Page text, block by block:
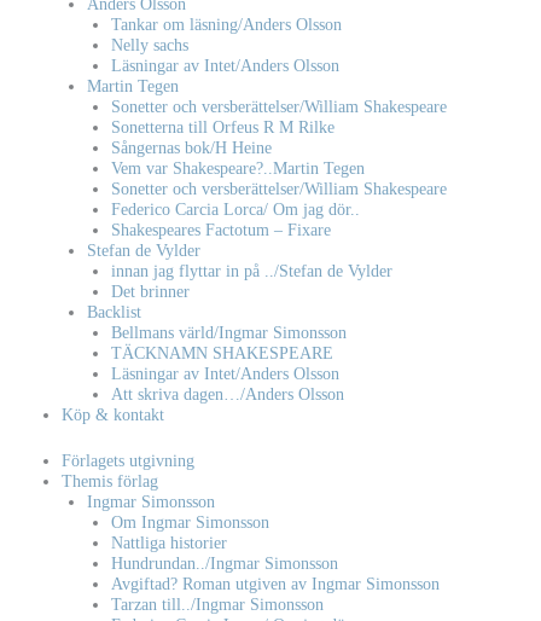
Anders Olsson
Tankar om läsning/Anders Olsson
Nelly sachs
Läsningar av Intet/Anders Olsson
Martin Tegen
Sonetter och versberättelser/William Shakespeare
Sonetterna till Orfeus R M Rilke
Sångernas bok/H Heine
Vem var Shakespeare?..Martin Tegen
Sonetter och versberättelser/William Shakespeare
Federico Carcia Lorca/ Om jag dör..
Shakespeares Factotum – Fixare
Stefan de Vylder
innan jag flyttar in på ../Stefan de Vylder
Det brinner
Backlist
Bellmans värld/Ingmar Simonsson
TÄCKNAMN SHAKESPEARE
Läsningar av Intet/Anders Olsson
Att skriva dagen…/Anders Olsson
Köp & kontakt
Förlagets utgivning
Themis förlag
Ingmar Simonsson
Om Ingmar Simonsson
Nattliga historier
Hundrundan../Ingmar Simonsson
Avgiftad? Roman utgiven av Ingmar Simonsson
Tarzan till../Ingmar Simonsson